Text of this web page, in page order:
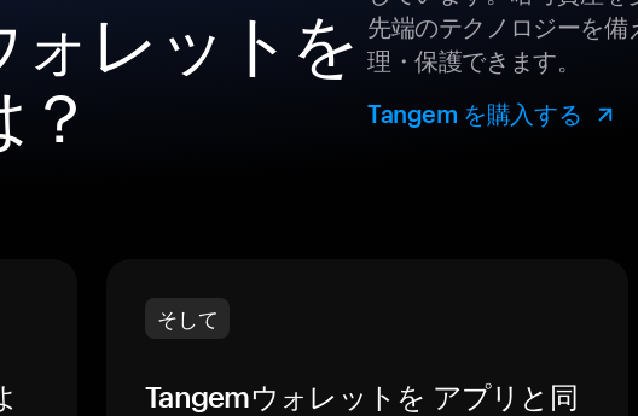
ォレットを 先端のテクノロジーを
理・保護できます。
Tangem を購入する
そして
Tangemウォレットを アプリと同